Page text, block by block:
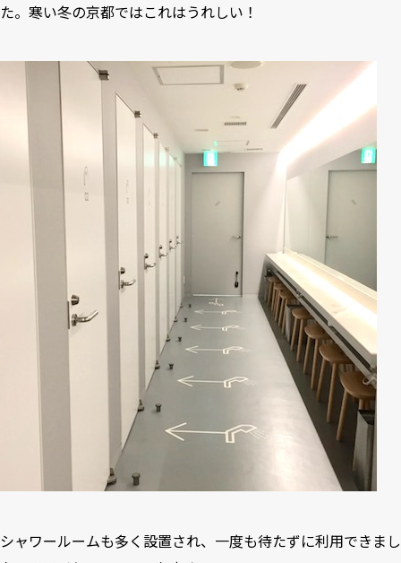
た。寒い冬の京都ではこれはうれしい！
シャワールームも多く設置され、一度も待たずに利用できまし